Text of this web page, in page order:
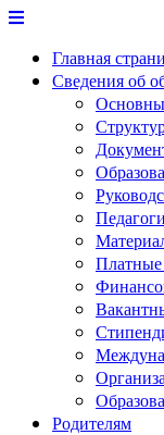
Перейти
содержимому
Главная
Сведения об
Платные
Родителям